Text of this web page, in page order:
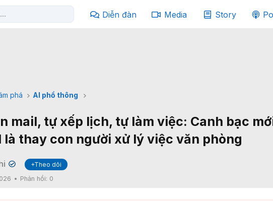
Diễn đàn Media Story
phá AI phổ thông
mail, tự xếp lịch, tự làm việc: Canh bạc
là thay con người xử lý việc văn phòng
✔
+Theo dõi
Phản hồi: 0